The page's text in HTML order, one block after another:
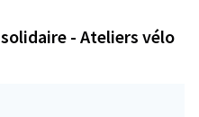
- Ateliers vélo